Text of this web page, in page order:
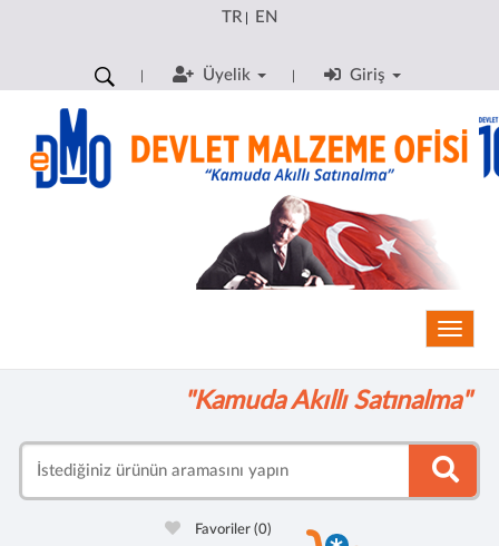
TR| EN
Üyelik Giriş
"Kamuda Akıllı Satınalma"
Favoriler(0)